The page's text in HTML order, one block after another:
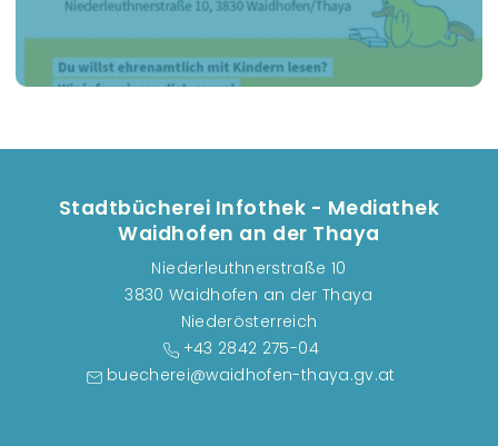
Stadtbücherei Infothek - Mediathek
Waidhofen an der Thaya
Niederleuthnerstraße 10
3830 Waidhofen an der Thaya
Niederösterreich
+43 2842 275-04
buecherei@waidhofen-thaya.gv.at